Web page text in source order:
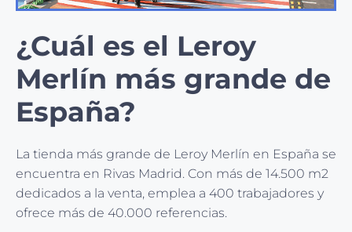
¿Cuál es el Leroy
Merlín más grande de
España?
La tienda más grande de Leroy Merlín en España se
encuentra en Rivas Madrid. Con más de 14.500 m2
dedicados a la venta, emplea a 400 trabajadores y
ofrece más de 40.000 referencias.